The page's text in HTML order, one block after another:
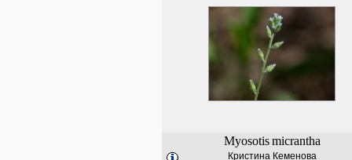
Myosotis micrantha
Кристина Кеменова